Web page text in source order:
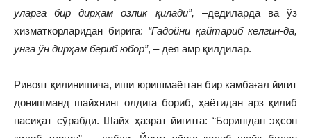
уларга бир дирҳам озлик қилади”, –дедиларда ва ўз
хизматкорларидан бирига: “Гадойни қайтариб келгин-да,
унга ўн дирҳам бериб юбор”, – дея амр қилдилар.
Ривоят қилинишича, иши юришмаётган бир камбағал йигит
донишманд шайхнинг олдига бориб, ҳаётидан арз қилиб
насиҳат сўрабди. Шайх ҳазрат йигитга: “Борингдан эҳсон